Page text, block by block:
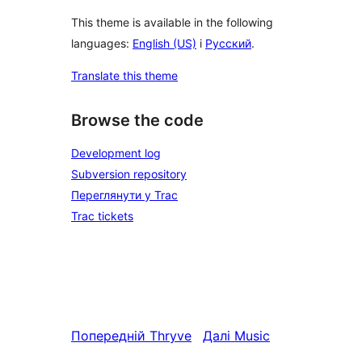
This theme is available in the following
languages: English (US) і Русский.
Translate this theme
Browse the code
Development log
Subversion repository
Переглянути у Trac
Trac tickets
Попередній Thryve
Далі Music